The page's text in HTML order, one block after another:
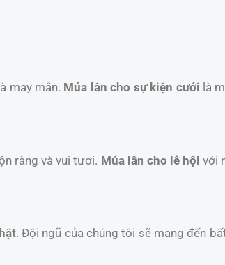
may mắn. Múa lân cho sự kiện cưới là
ràng và vui tươi. Múa lân cho lễ hội với
. Đội ngũ của chúng tôi sẽ mang đến